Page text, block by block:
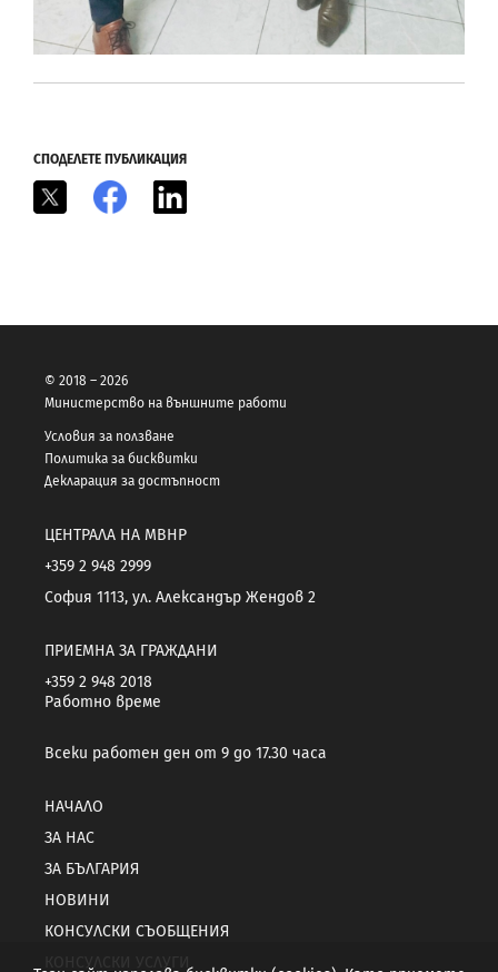
СПОДЕЛЕТЕ ПУБЛИКАЦИЯ
Facebook
© 2018 – 2026
Министерство на външните работи
Условия за ползване
Политика за бисквитки
Декларация за достъпност
ЦЕНТРАЛА НА МВНР
+359 2 948 2999
София 1113, ул. Александър Жендов 2
ПРИЕМНА ЗА ГРАЖДАНИ
+359 2 948 2018
Работно време
Всеки работен ден от 9 до 17.30 часа
НАЧАЛО
ЗА НАС
ЗА БЪЛГАРИЯ
НОВИНИ
КОНСУЛСКИ СЪОБЩЕНИЯ